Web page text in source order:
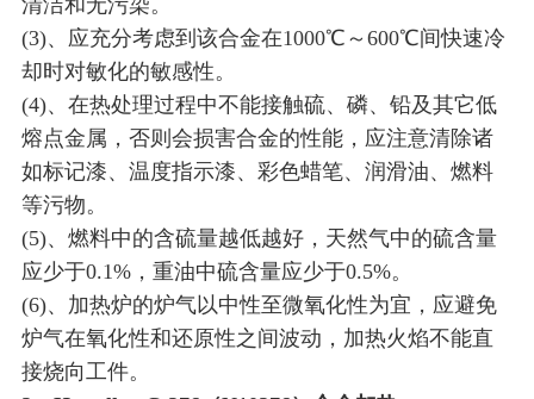
清洁和无污染。
(3)、应充分考虑到该合金在1000℃～600℃间快速冷
却时对敏化的敏感性。
(4)、在热处理过程中不能接触硫、磷、铅及其它低
熔点金属，否则会损害合金的性能，应注意清除诸
如标记漆、温度指示漆、彩色蜡笔、润滑油、燃料
等污物。
(5)、燃料中的含硫量越低越好，天然气中的硫含量
应少于0.1%，重油中硫含量应少于0.5%。
(6)、加热炉的炉气以中性至微氧化性为宜，应避免
炉气在氧化性和还原性之间波动，加热火焰不能直
接烧向工件。